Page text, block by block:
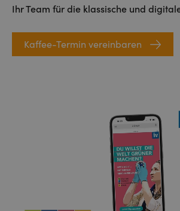
Ihr Team für die klassische und
Kaffee-Termin vereinbaren